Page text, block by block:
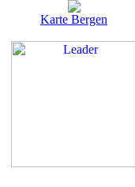
Karte Bergen